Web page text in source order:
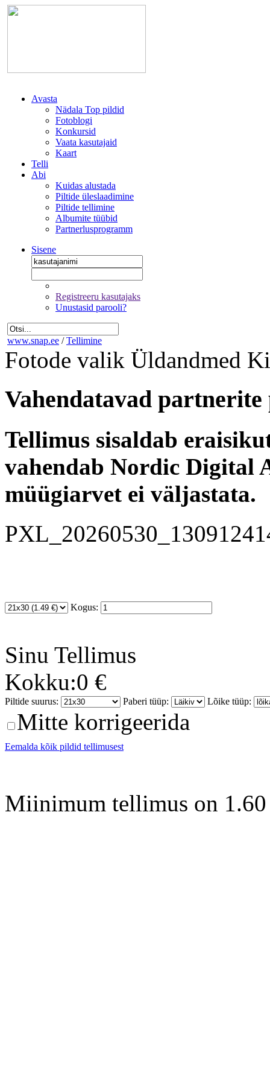
Avasta
Nädala Top pildid
Fotoblogi
Konkursid
Vaata kasutajaid
Kaart
Telli
Abi
Kuidas alustada
Piltide üleslaadimine
Piltide tellimine
Albumite tüübid
Partnerlusprogramm
Sisene
Registreeru kasutajaks
Unustasid parooli?
www.snap.ee / Tellimine
Fotode valik Üldandmed
Vahendatavad
Tellimus sisaldab
vahendab Nordic Digital
müügiarvet ei väljastata.
Kogus:
Sinu Tellimus
Kokku:0 €
Piltide suurus: Paberi tüüp: Lõike tüüp:
Mitte korrigeerida
Eemalda kõik pildid tellimusest
Miinimum tellimus on